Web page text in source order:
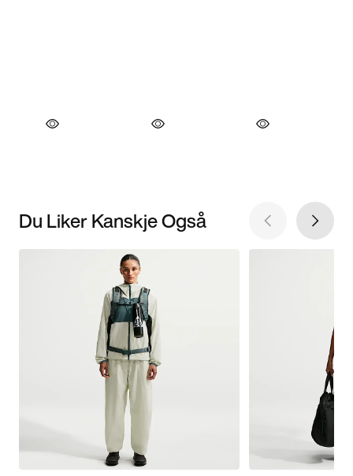
Du Liker Kanskje Også